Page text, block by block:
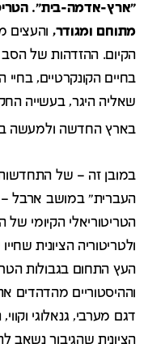
"ארץ-אדמה-בית".
מתוחם ומגודר, והעצים
הקיום. ההזדהות של הסב
בחיים הקונקרטיים,
שאליה היגר, בעשייה
בארץ החדשה ולמעשה
במובן זה – של
העברית" במושב ארבל –
הטריטוריאלי הקיומי
ולטריטוריה הציונית
העץ התחום בגבולות
וההיסטוריים מהדהדים
דגם מערבי, גנאלוגי
הציונית שהגיבור נשאב